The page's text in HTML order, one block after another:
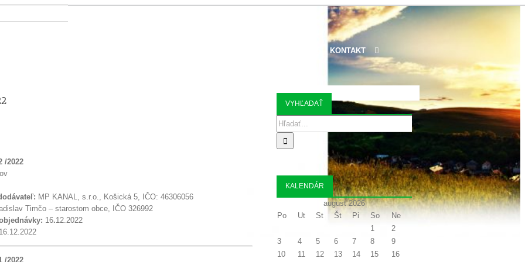
KONTAKT
/2022
MP KANAL, s.r.o., Košická 5, IČO: 46306056
Timčo – starostom obce, IČO 326992
16.12.2022
16.12.2022
/2022
VYHĽADAŤ
Search
for:
KALENDÁR
august 2026
Po
Ut St Št Pi So
Ne
1
2
3
4 5 6 7 8
9
10
11 12 13 14 15
16